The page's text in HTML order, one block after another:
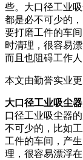
些。大口径工业
都是必不可少的
要打磨工件的车
时清理，很容易
而且也阻碍工作
本文由勤誉实业更
大口径工业吸尘器
口径工业吸尘器
不可少的，比如
工件的车间，产
理，很容易漂浮